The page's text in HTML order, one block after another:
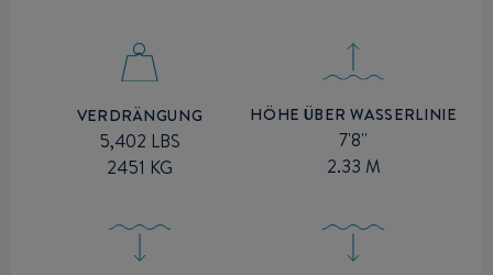
VERDRÄNGUNG
5,402 LBS
2451 KG
HÖHE ÜBER WASSERLINIE
7'8''
2.33 M